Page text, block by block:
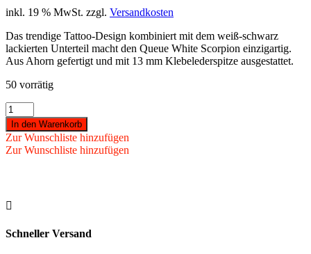
inkl. 19 % MwSt. zzgl. Versandkosten
Das trendige Tattoo-Design kombiniert mit dem weiß-schwarz
lackierten Unterteil macht den Queue White Scorpion einzigartig.
Aus Ahorn gefertigt und mit 13 mm Klebelederspitze ausgestattet.
50 vorrätig
Queue
White
Scorpion
Menge
In den Warenkorb
Zur Wunschliste hinzufügen
Zur Wunschliste hinzufügen

Schneller Versand